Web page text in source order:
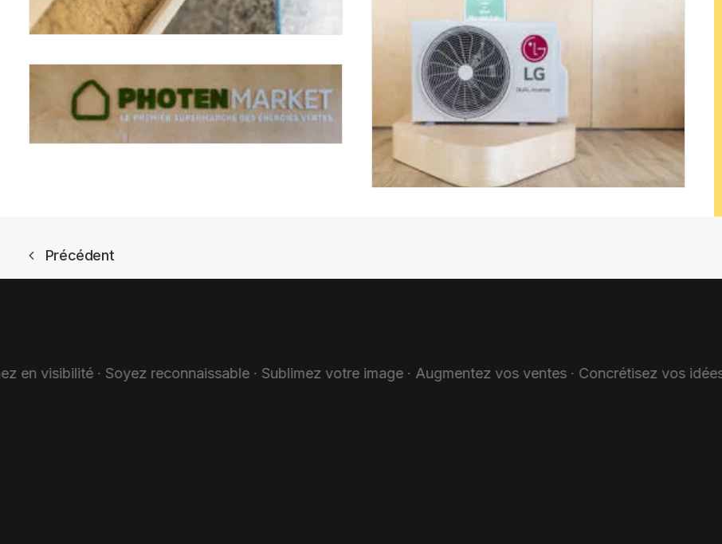
Précédent
· Sublimez votre image · Augmentez vos ventes · Concrétisez vos idées · Gagnez en visibilité ·